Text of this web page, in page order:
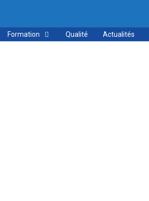
Formation Qualité Actualités